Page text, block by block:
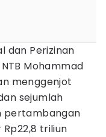
dan Perizinan
Mohammad
menggenjot
sejumlah
pertambangan
triliun